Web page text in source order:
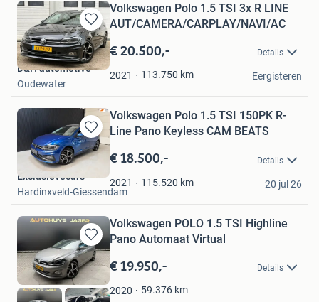
Bewaren
in
Mijn
Favorieten
Volkswagen Polo 1.5 TSI 3x R LINE
AUT/CAMERA/CARPLAY/NAVI/AC
€ 20.500,- Details
2021 113.750 km
D&H automotive
Oudewater
Eergisteren
Bewaren
in
Mijn
Favorieten
Volkswagen Polo 1.5 TSI 150PK R-
Line Pano Keyless CAM BEATS
€ 18.500,- Details
2021 115.520 km
Exclusievecars
Hardinxveld-Giessendam
20 jul 26
Bewaren
in
Mijn
Favorieten
Volkswagen POLO 1.5 TSI Highline
Pano Automaat Virtual
€ 19.950,- Details
2020 59.376 km